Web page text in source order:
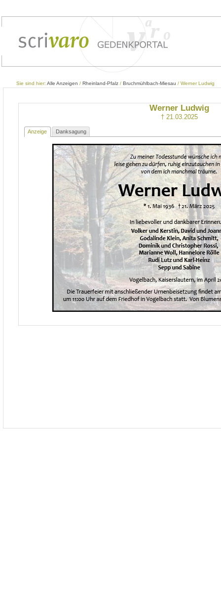
Sie sind hier: Alle Anzeigen / Rheinland-Pfalz / Bruchmühlbach-Miesau / Werner Ludwig
Werner Ludwig
† 21.03.2025
Anzeige Danksagung